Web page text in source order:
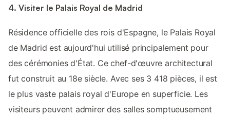
4. Visiter le Palais Royal de Madrid
Résidence officielle des rois d'Espagne, le Palais Royal
de Madrid est aujourd'hui utilisé principalement pour
des cérémonies d'État. Ce chef-d'œuvre architectural
fut construit au 18e siècle. Avec ses 3 418 pièces, il est
le plus vaste palais royal d'Europe en superficie. Les
visiteurs peuvent admirer des salles somptueusement